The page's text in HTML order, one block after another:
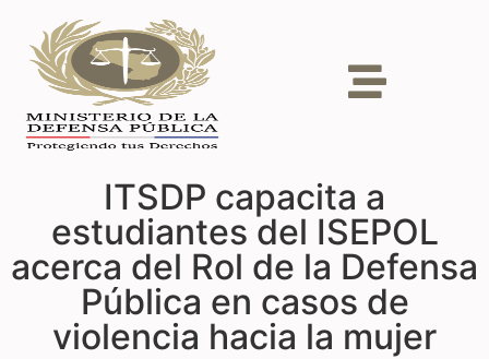
ITSDP capacita a
estudiantes del ISEPOL
acerca del Rol de la Defensa
Pública en casos de
violencia hacia la mujer